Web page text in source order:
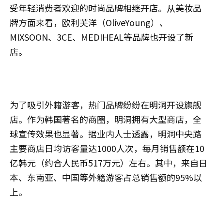
受年轻消费者欢迎的时尚品牌相继开店。从美妆品
牌方面来看，欧利芙洋（OliveYoung）、
MIXSOON、3CE、MEDIHEAL等品牌也开设了新
店。
为了吸引外籍游客，热门品牌纷纷在明洞开设旗舰
店。作为韩国著名的商圈，明洞拥有大型商店，全
球宣传效果也显著。据业内人士透露，明洞中央路
主要商店日均访客量达1000人次，每月销售额在10
亿韩元（约合人民币517万元）左右。其中，来自日
本、东南亚、中国等外籍游客占总销售额的95%以
上。